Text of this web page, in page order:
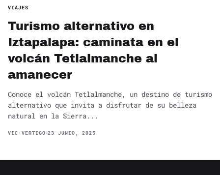
VIAJES
Turismo alternativo en
Iztapalapa: caminata en el
volcán Tetlalmanche al
amanecer
Conoce el volcán Tetlalmanche, un destino de turismo
alternativo que invita a disfrutar de su belleza
natural en la Sierra...
VIC VERTIGO 23 JUNIO, 2025